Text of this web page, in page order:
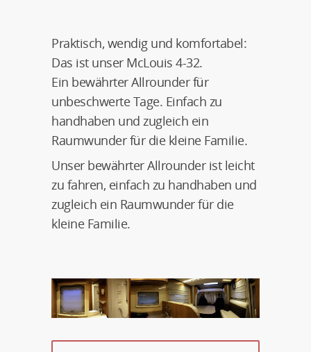
Praktisch, wendig und komfortabel:
Das ist unser McLouis 4-32.
Ein bewährter Allrounder für
unbeschwerte Tage. Einfach zu
handhaben und zugleich ein
Raumwunder für die kleine Familie.
Unser bewährter Allrounder ist leicht
zu fahren, einfach zu handhaben und
zugleich ein Raumwunder für die
kleine Familie.